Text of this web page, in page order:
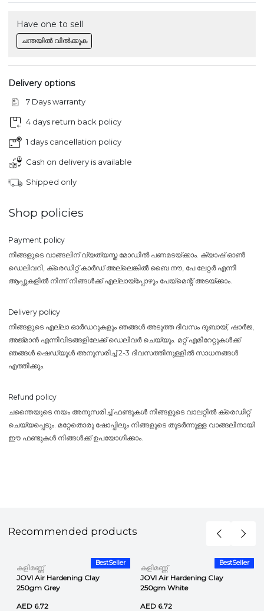
Have one to sell
ചന്തയിൽ വിൽക്കുക
Delivery options
7 Days warranty
4 days return back policy
1 days cancellation policy
Cash on delivery is available
Shipped only
Shop policies
Payment policy
നിങ്ങളുടെ വാങ്ങലിന് വ്യത്യസ്ത മോഡിൽ പണമടയ്ക്കാം. ക്യാഷ് ഓൺ
ഡെലിവറി, ക്രെഡിറ്റ് കാർഡ് അല്ലെങ്കിൽ ബൈ നൗ, പേ ലേറ്റർ എന്നീ
ആപ്പുകളിൽ നിന്ന് നിങ്ങൾക്ക് എല്ലായ്പ്പോഴും പേയ്‌മെന്റ് അടയ്ക്കാം.
Delivery policy
നിങ്ങളുടെ എല്ലാ ഓർഡറുകളും ഞങ്ങൾ അടുത്ത ദിവസം ദുബായ്, ഷാർജ,
അജ്മാൻ എന്നിവിടങ്ങളിലേക്ക് ഡെലിവർ ചെയ്യും. മറ്റ് എമിറേറ്റുകൾക്ക്
ഞങ്ങൾ ഷെഡ്യൂൾ അനുസരിച്ച് 2-3 ദിവസത്തിനുള്ളിൽ സാധനങ്ങൾ
എത്തിക്കും.
Refund policy
ചന്തൈയുടെ നയം അനുസരിച്ച് ഫണ്ടുകൾ നിങ്ങളുടെ വാലറ്റിൽ ക്രെഡിറ്റ്
ചെയ്യപ്പെടും. മറ്റേതൊരു ഷോപ്പിലും നിങ്ങളുടെ തുടർന്നുള്ള വാങ്ങലിനായി
ഈ ഫണ്ടുകൾ നിങ്ങൾക്ക് ഉപയോഗിക്കാം.
Recommended products
BestSeller
കളിമണ്ണ്
JOVI Air Hardening Clay
250gm Grey
AED 6.72
BestSeller
കളിമണ്ണ്
JOVI Air Hardening Clay
250gm White
AED 6.72